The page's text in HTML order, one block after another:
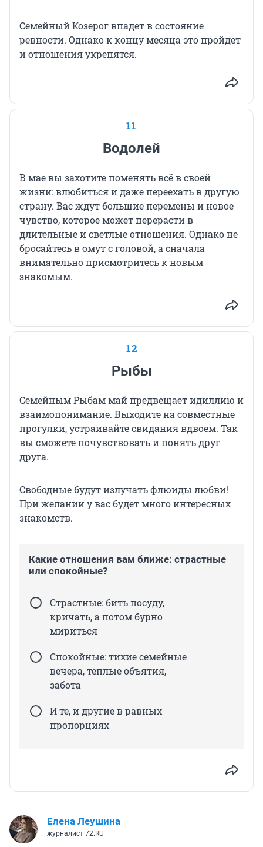
Семейный Козерог впадет в состояние
ревности. Однако к концу месяца это пройдет
и отношения укрепятся.
11
Водолей
В мае вы захотите поменять всё в своей
жизни: влюбиться и даже переехать в другую
страну. Вас ждут большие перемены и новое
чувство, которое может перерасти в
длительные и светлые отношения. Однако не
бросайтесь в омут с головой, а сначала
внимательно присмотритесь к новым
знакомым.
12
Рыбы
Семейным Рыбам май предвещает идиллию и
взаимопонимание. Выходите на совместные
прогулки, устраивайте свидания вдвоем. Так
вы сможете почувствовать и понять друг
друга.
Свободные будут излучать флюиды любви!
При желании у вас будет много интересных
знакомств.
Какие отношения вам ближе: страстные
или спокойные?
Страстные: бить посуду,
кричать, а потом бурно
мириться
Спокойные: тихие семейные
вечера, теплые объятия,
забота
И те, и другие в равных
пропорциях
Елена Леушина
журналист 72.RU